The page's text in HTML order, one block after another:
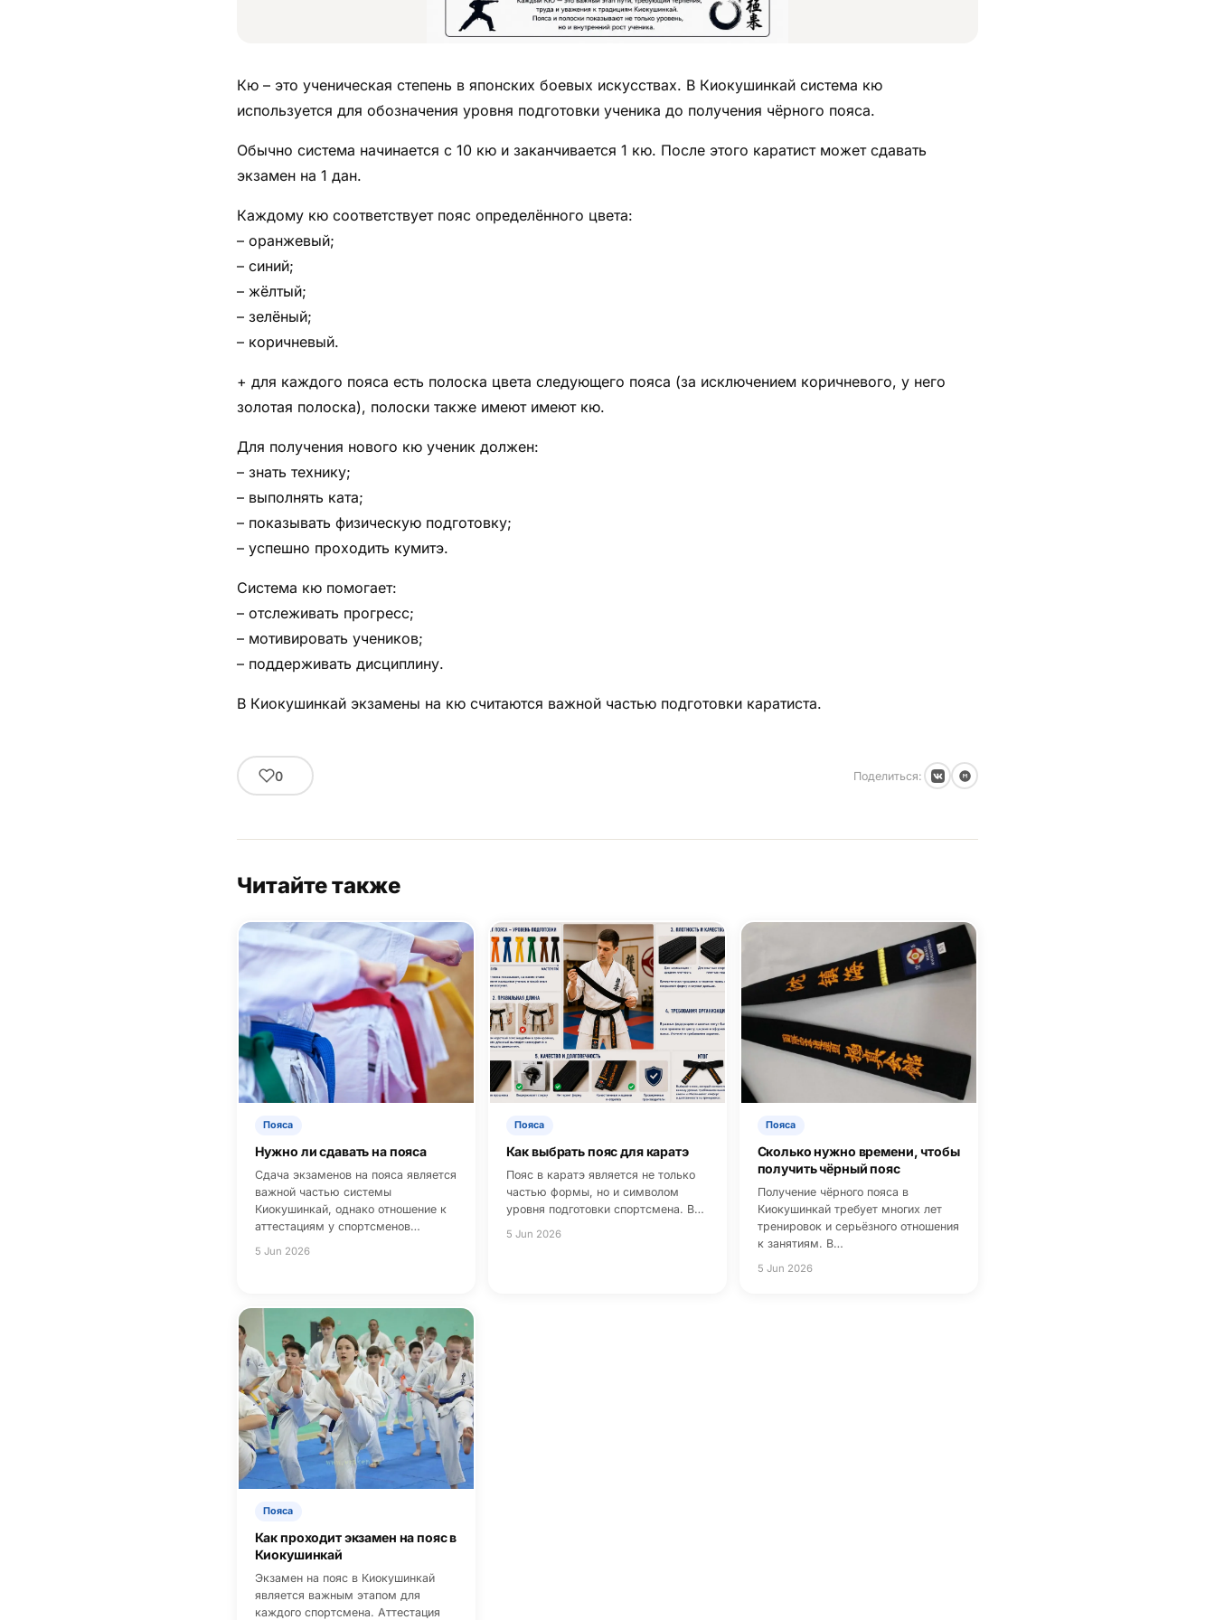
Кю – это ученическая степень в японских боевых искусствах. В Киокушинкай система кю
используется для обозначения уровня подготовки ученика до получения чёрного пояса.
Обычно система начинается с 10 кю и заканчивается 1 кю. После этого каратист может сдавать
экзамен на 1 дан.
Каждому кю соответствует пояс определённого цвета:
– оранжевый;
– синий;
– жёлтый;
– зелёный;
– коричневый.
+ для каждого пояса есть полоска цвета следующего пояса (за исключением коричневого, у него
золотая полоска), полоски также имеют имеют кю.
Для получения нового кю ученик должен:
– знать технику;
– выполнять ката;
– показывать физическую подготовку;
– успешно проходить кумитэ.
Система кю помогает:
– отслеживать прогресс;
– мотивировать учеников;
– поддерживать дисциплину.
В Киокушинкай экзамены на кю считаются важной частью подготовки каратиста.
0 Поделиться:
Читайте также
Пояса
Нужно ли сдавать на пояса
Сдача экзаменов на пояса является
важной частью системы
Киокушинкай, однако отношение к
аттестациям у спортсменов…
5 Jun 2026
Пояса
Как выбрать пояс для каратэ
Пояс в каратэ является не только
частью формы, но и символом
уровня подготовки спортсмена. В…
5 Jun 2026
Пояса
Сколько нужно времени, чтобы
получить чёрный пояс
Получение чёрного пояса в
Киокушинкай требует многих лет
тренировок и серьёзного отношения
к занятиям. В…
5 Jun 2026
Пояса
Как проходит экзамен на пояс в
Киокушинкай
Экзамен на пояс в Киокушинкай
является важным этапом для
каждого спортсмена. Аттестация